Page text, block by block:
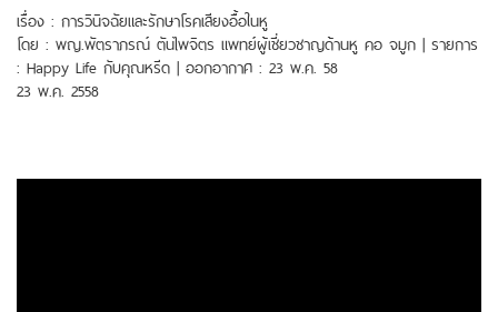
เรื่อง : การวินิจฉัยและรักษาโรคเสียงอื้อในหู
โดย : พญ.พัตราภรณ์ ตันไพจิตร แพทย์ผู้เชี่ยวชาญด้านหู คอ จมูก | รายการ
: Happy Life กับคุณหรีด | ออกอากาศ : 23 พ.ค. 58
23 พ.ค. 2558